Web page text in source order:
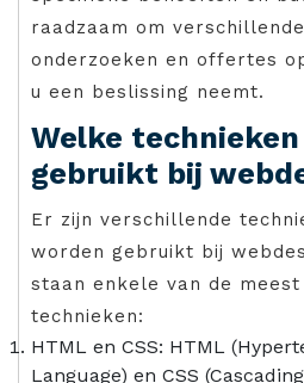
raadzaam om
onderzoeken en offertes
u een beslissing neemt.
Welke
gebruikt bij
Er zijn verschillende
worden gebruikt bij
staan enkele van de
technieken:
HTML en CSS: HTML
Language) en CSS